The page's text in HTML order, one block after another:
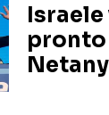
Israele
pronto